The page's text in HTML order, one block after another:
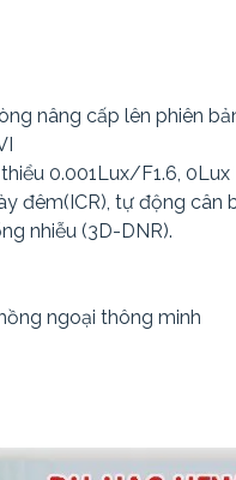
nâng cấp lên phiên
0.001Lux/F1.6, 0Lux
đêm(ICR), tự động
nhiễu (3D-DNR).
ngoại thông minh